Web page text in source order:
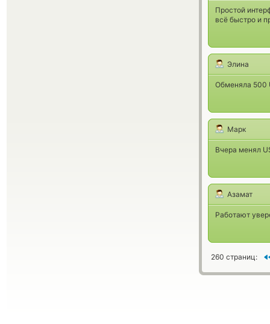
Простой
всё быстро и
Элина
Обменяла 500
Марк
Вчера менял
Азамат
Работают
260 страниц: